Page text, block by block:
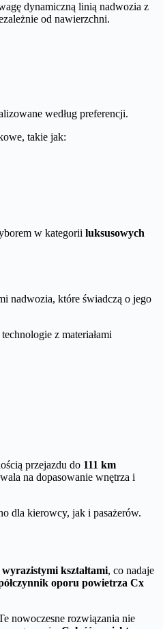
dynamiczną linią nadwozia z
od nawierzchni.
według preferencji.
takie jak:
w kategorii luksusowych
nadwozia, które świadczą o jego
z materiałami
przejazdu do 111 km
na dopasowanie wnętrza i
dla kierowcy, jak i pasażerów.
wyrazistymi kształtami, co nadaje
oporu powietrza Cx
nowoczesne rozwiązania nie